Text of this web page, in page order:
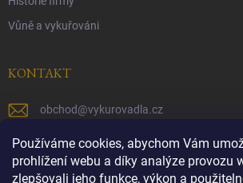
Používáme cookies, abychom Vám
prohlížení webu a díky analýze provozu
zlepšovali jeho funkce, výkon a
Vůně a vykuřováni
KONTAKT
obchod@vykurovadla.cz
+420 603 149 699
https://www.facebook.com/